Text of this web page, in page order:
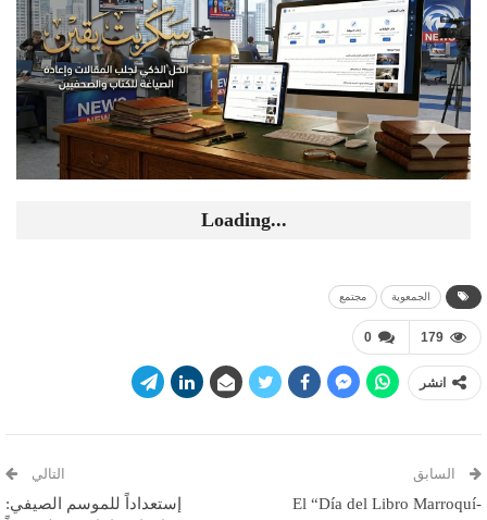
Loading...
الجمعوية مجتمع
0 179
انشر
السابق
El “Día del Libro Marroquí-
التالي
إستعداداً للموسم الصيفي: